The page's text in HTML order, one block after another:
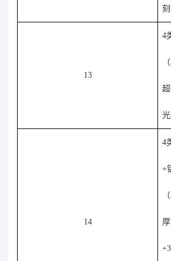
13
4
光
14
4
+